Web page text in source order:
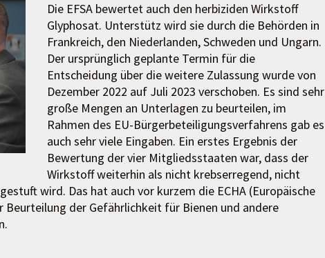
Die EFSA bewertet auch den herbiziden Wirkstoff
Glyphosat. Unterstütz wird sie durch die Behörden in
Frankreich, den Niederlanden, Schweden und Ungarn.
Der ursprünglich geplante Termin für die
Entscheidung über die weitere Zulassung wurde von
Dezember 2022 auf Juli 2023 verschoben. Es sind sehr
große Mengen an Unterlagen zu beurteilen, im
Rahmen des EU-Bürgerbeteiligungsverfahrens gab es
auch sehr viele Eingaben. Ein erstes Ergebnis der
Bewertung der vier Mitgliedsstaaten war, dass der
Wirkstoff weiterhin als nicht krebserregend, nicht
wird. Das hat auch vor kurzem die ECHA (Europäische
der Gefährlichkeit für Bienen und andere